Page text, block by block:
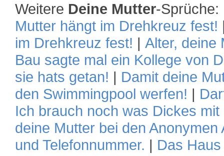
Weitere Deine Mutter-Sprüche:
Mutter hängt im Drehkreuz fest!
im Drehkreuz fest! | Alter, deine
Bau sagte mal ein Kollege von
sie hats getan! | Damit deine
den Swimmingpool werfen! |
Ich brauch noch was Dickes
deine Mutter bei den
und Telefonnummer. | Das